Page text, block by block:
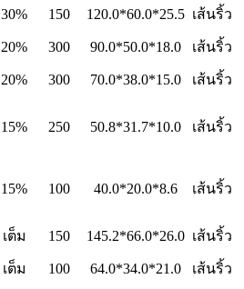
30% 150 120.0*60.0*25.5 เส้นริ้ว
20% 300 90.0*50.0*18.0 เส้นริ้ว
20% 300 70.0*38.0*15.0 เส้นริ้ว
15% 250 50.8*31.7*10.0 เส้นริ้ว
15% 100 40.0*20.0*8.6 เส้นริ้ว
เต็ม 150 145.2*66.0*26.0 เส้นริ้ว
เต็ม 100 64.0*34.0*21.0 เส้นริ้ว